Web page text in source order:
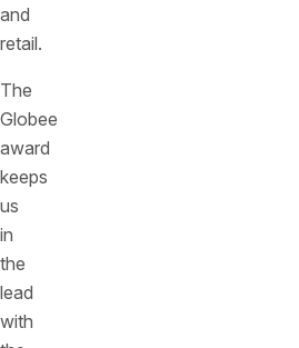
and
retail.
The
Globee
award
keeps
us
in
the
lead
with